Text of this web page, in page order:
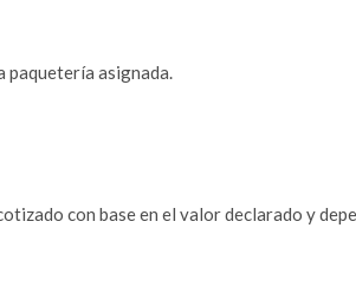
paquetería asignada.
con base en el valor declarado y